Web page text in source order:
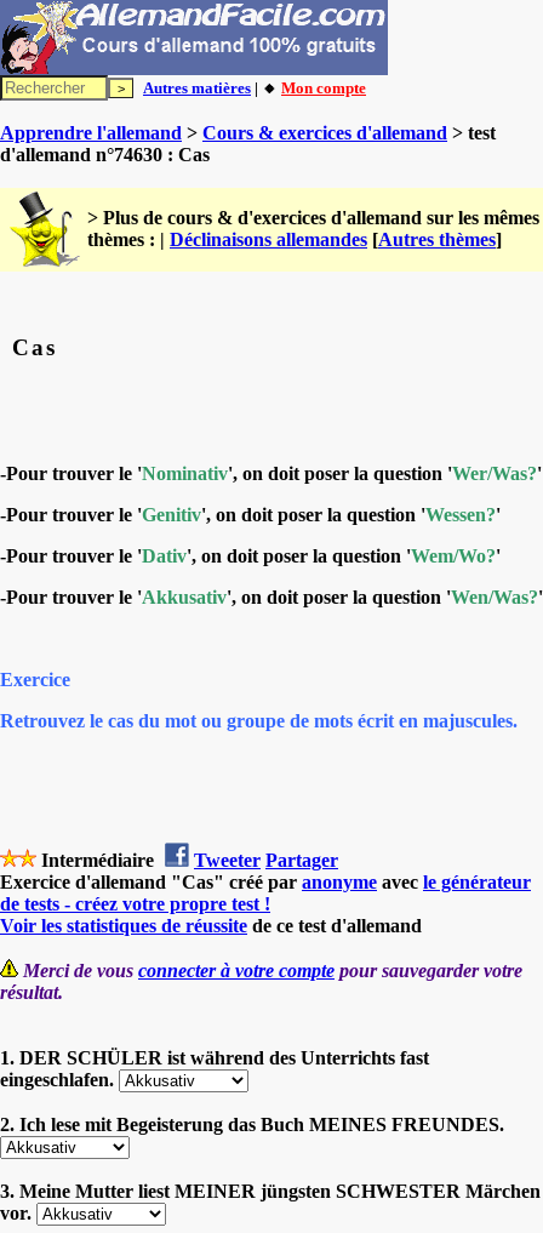
Autres matières | 🔸 Mon compte
Apprendre l'allemand > Cours & exercices d'allemand > test
d'allemand n°74630 : Cas
> Plus de cours & d'exercices d'allemand sur les mêmes
thèmes : | Déclinaisons allemandes [Autres thèmes]
Cas
-Pour trouver le 'Nominativ', on doit poser la question 'Wer/Was?'
-Pour trouver le 'Genitiv', on doit poser la question 'Wessen?'
-Pour trouver le 'Dativ', on doit poser la question 'Wem/Wo?'
-Pour trouver le 'Akkusativ', on doit poser la question 'Wen/Was?'
Exercice
Retrouvez le cas du mot ou groupe de mots écrit en majuscules.
Intermédiaire Tweeter Partager
Exercice d'allemand "Cas" créé par anonyme avec le générateur
de tests - créez votre propre test !
Voir les statistiques de réussite de ce test d'allemand
Merci de vous connecter à votre compte pour sauvegarder votre
résultat.
1. DER SCHÜLER ist während des Unterrichts fast
eingeschlafen.
2. Ich lese mit Begeisterung das Buch MEINES FREUNDES.
3. Meine Mutter liest MEINER jüngsten SCHWESTER Märchen
vor.